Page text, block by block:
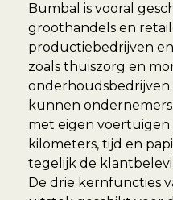
Bumbal is vooral
groothandels en
productiebedrijven
zoals thuiszorg en
kunnen ondernemers
met eigen
kilometers, tijd en
tegelijk de
De drie kernfuncties